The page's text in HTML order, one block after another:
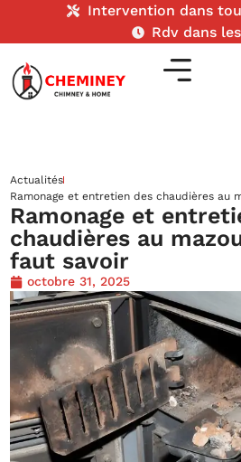
Intervention dans
Rdv dans
Actualités
Ramonage et entretien des chaudières au
Ramonage et
chaudières au
faut savoir
octobre 31, 2025